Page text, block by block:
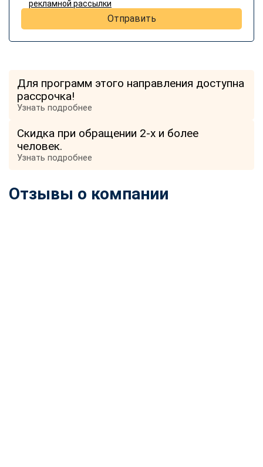
рекламной рассылки
Отправить
Для программ этого направления доступна
рассрочка!
Узнать подробнее
Скидка при обращении 2-х и более
человек.
Узнать подробнее
Отзывы о компании